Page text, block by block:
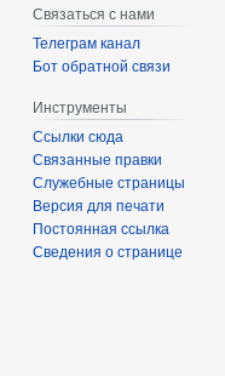
Связаться с нами
Телеграм канал
Бот обратной связи
Инструменты
Ссылки сюда
Связанные правки
Служебные страницы
Версия для печати
Постоянная ссылка
Сведения о странице